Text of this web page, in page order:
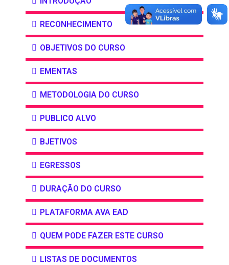
RECONHECIMENTO
OBJETIVOS DO CURSO
EMENTAS
METODOLOGIA DO CURSO
PUBLICO ALVO
BJETIVOS
EGRESSOS
DURAÇÃO DO CURSO
PLATAFORMA AVA EAD
QUEM PODE FAZER ESTE CURSO
LISTAS DE DOCUMENTOS